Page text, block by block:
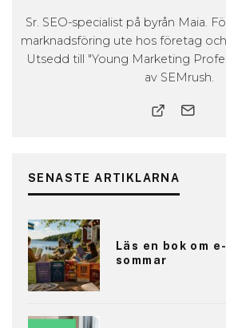
Sr. SEO-specialist på byrån Maia.
marknadsföring ute hos företag
Utsedd till "Young Marketing
av SEMrush.
SENASTE ARTIKLARNA
Läs en bok om
sommar